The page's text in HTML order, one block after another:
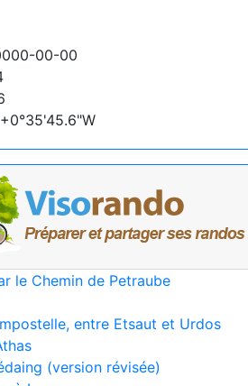
00-00
le Chemin de Petraube
entre Etsaut et Urdos
(version révisée)